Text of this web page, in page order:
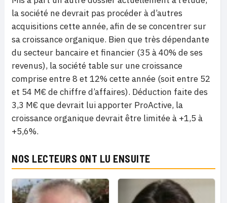
la société ne devrait pas procéder à d’autres
acquisitions cette année, afin de se concentrer sur
sa croissance organique. Bien que très dépendante
du secteur bancaire et financier (35 à 40% de ses
revenus), la société table sur une croissance
comprise entre 8 et 12% cette année (soit entre 52
et 54 M€ de chiffre d’affaires). Déduction faite des
3,3 M€ que devrait lui apporter ProActive, la
croissance organique devrait être limitée à +1,5 à
+5,6%.
NOS LECTEURS ONT LU ENSUITE